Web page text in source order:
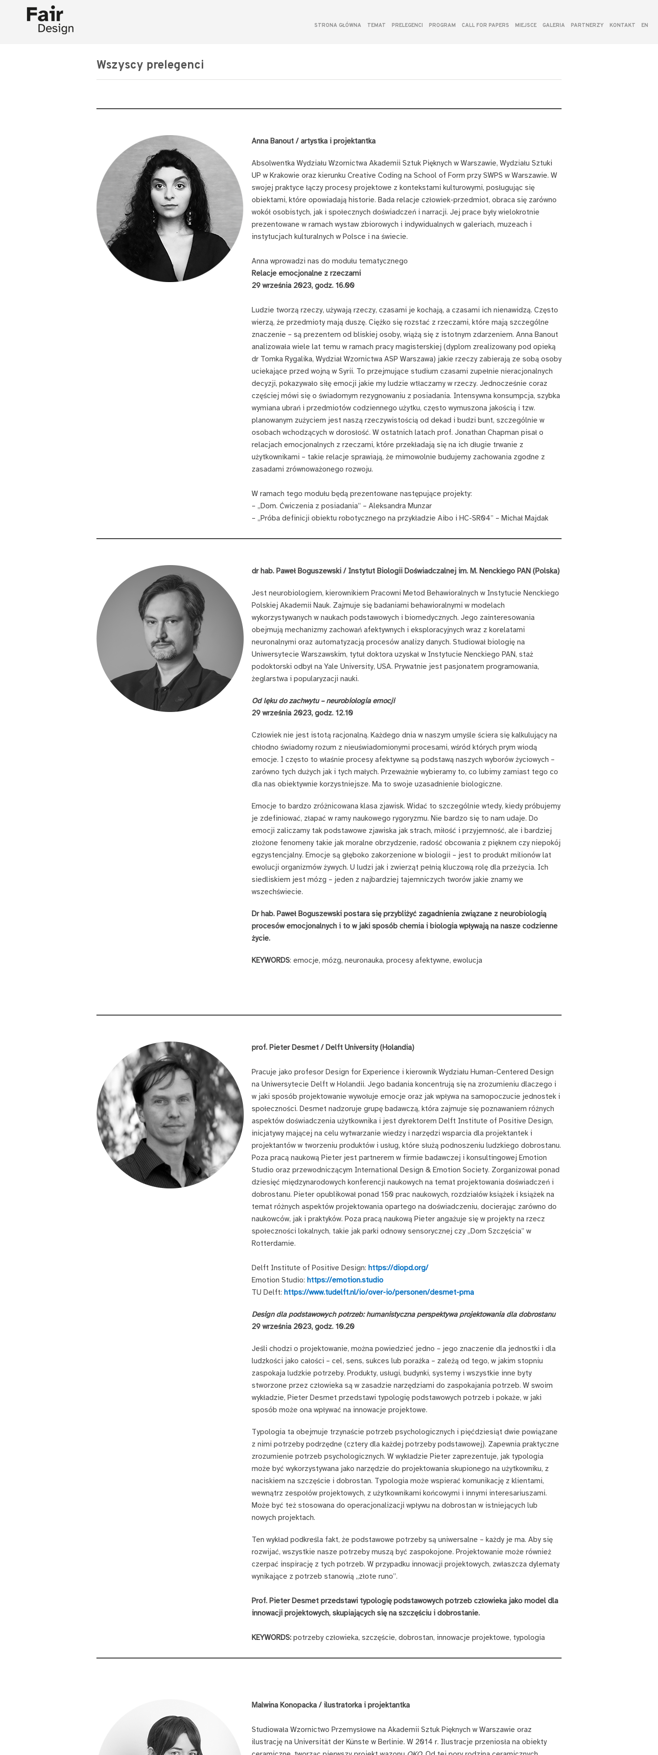
STRONA GŁÓWNA TEMAT PRELEGENCI PROGRAM CALL FOR PAPERS MIEJSCE GALERIA PARTNERZY KONTAKT EN
WIĘCEJ O IDEI FAIR DESIGN - MIĘDZYNARODOWYCH KONFERENCJACH TEORII I KRYTYKI
Wszyscy prelegenci
Anna Banout/ artystka i projektantka
Absolwentka Wydziału Wzornictwa Akademii Sztuk Pięknych w Warszawie, Wydziału Sztuki
UP w Krakowie oraz kierunku Creative Coding na School of Form przy SWPS w Warszawie. W
swojej praktyce łączy procesy projektowe z kontekstami kulturowymi, posługując się
obiektami, które opowiadają historie. Bada relacje człowiek-przedmiot, obraca się zarówno
wokół osobistych, jak i społecznych doświadczeń i narracji. Jej prace były wielokrotnie
prezentowane w ramach wystaw zbiorowych i indywidualnych w galeriach, muzeach i
instytucjach kulturalnych w Polsce i na świecie.
Anna wprowadzi nas do modułu tematycznego
Relacje emocjonalne z rzeczami
29 września 2023, godz. 16.00
Ludzie tworzą rzeczy, używają rzeczy, czasami je kochają, a czasami ich nienawidzą. Często
wierzą, że przedmioty mają duszę. Ciężko się rozstać z rzeczami, które mają szczególne
znaczenie – są prezentem od bliskiej osoby, wiążą się z istotnym zdarzeniem. Anna Banout
analizowała wiele lat temu w ramach pracy magisterskiej (dyplom zrealizowany pod opieką
dr Tomka Rygalika, Wydział Wzornictwa ASP Warszawa) jakie rzeczy zabierają ze sobą osoby
uciekające przed wojną w Syrii. To przejmujące studium czasami zupełnie nieracjonalnych
decyzji, pokazywało siłę emocji jakie my ludzie wtłaczamy w rzeczy. Jednocześnie coraz
częściej mówi się o świadomym rezygnowaniu z posiadania. Intensywna konsumpcja, szybka
wymiana ubrań i przedmiotów codziennego użytku, często wymuszona jakością i tzw.
planowanym zużyciem jest naszą rzeczywistością od dekad i budzi bunt, szczególnie w
osobach wchodzących w dorosłość. W ostatnich latach prof. Jonathan Chapman pisał o
relacjach emocjonalnych z rzeczami, które przekładają się na ich długie trwanie z
użytkownikami – takie relacje sprawiają, że mimowolnie budujemy zachowania zgodne z
zasadami zrównoważonego rozwoju.
W ramach tego modułu będą prezentowane następujące projekty:
– „Dom. Ćwiczenia z posiadania” – Aleksandra Munzar
– „Próba definicji obiektu robotycznego na przykładzie Aibo i HC-SR04” – Michał Majdak
dr hab. Paweł Boguszewski / Instytut Biologii Doświadczalnej im. M. Nenckiego PAN (Polska)
Jest neurobiologiem, kierownikiem Pracowni Metod Behawioralnych w Instytucie Nenckiego
Polskiej Akademii Nauk. Zajmuje się badaniami behawioralnymi w modelach
wykorzystywanych w naukach podstawowych i biomedycznych. Jego zainteresowania
obejmują mechanizmy zachowań afektywnych i eksploracyjnych wraz z korelatami
neuronalnymi oraz automatyzacją procesów analizy danych. Studiował biologię na
Uniwersytecie Warszawskim, tytuł doktora uzyskał w Instytucie Nenckiego PAN, staż
podoktorski odbył na Yale University, USA. Prywatnie jest pasjonatem programowania,
żeglarstwa i popularyzacji nauki.
Od lęku do zachwytu – neurobiologia emocji
29 września 2023, godz. 12.10
Człowiek nie jest istotą racjonalną. Każdego dnia w naszym umyśle ściera się kalkulujący na
chłodno świadomy rozum z nieuświadomionymi procesami, wśród których prym wiodą
emocje. I często to właśnie procesy afektywne są podstawą naszych wyborów życiowych –
zarówno tych dużych jak i tych małych. Przeważnie wybieramy to, co lubimy zamiast tego co
dla nas obiektywnie korzystniejsze. Ma to swoje uzasadnienie biologiczne.
Emocje to bardzo zróżnicowana klasa zjawisk. Widać to szczególnie wtedy, kiedy próbujemy
je zdefiniować, złapać w ramy naukowego rygoryzmu. Nie bardzo się to nam udaje. Do
emocji zaliczamy tak podstawowe zjawiska jak strach, miłość i przyjemność, ale i bardziej
złożone fenomeny takie jak moralne obrzydzenie, radość obcowania z pięknem czy niepokój
egzystencjalny. Emocje są głęboko zakorzenione w biologii – jest to produkt milionów lat
ewolucji organizmów żywych. U ludzi jak i zwierząt pełnią kluczową rolę dla przeżycia. Ich
siedliskiem jest mózg – jeden z najbardziej tajemniczych tworów jakie znamy we
wszechświecie.
Dr hab. Paweł Boguszewski postara się przybliżyć zagadnienia związane z neurobiologią
procesów emocjonalnych i to w jaki sposób chemia i biologia wpływają na nasze codzienne
życie.
KEYWORDS: emocje, mózg, neuronauka, procesy afektywne, ewolucja
prof. Pieter Desmet / Delft University (Holandia)
Pracuje jako profesor Design for Experience i kierownik Wydziału Human-Centered Design
na Uniwersytecie Delft w Holandii. Jego badania koncentrują się na zrozumieniu dlaczego i
w jaki sposób projektowanie wywołuje emocje oraz jak wpływa na samopoczucie jednostek i
społeczności. Desmet nadzoruje grupę badawczą, która zajmuje się poznawaniem różnych
aspektów doświadczenia użytkownika i jest dyrektorem Delft Institute of Positive Design,
inicjatywy mającej na celu wytwarzanie wiedzy i narzędzi wsparcia dla projektantek i
projektantów w tworzeniu produktów i usług, które służą podnoszeniu ludzkiego dobrostanu.
Poza pracą naukową Pieter jest partnerem w firmie badawczej i konsultingowej Emotion
Studio oraz przewodniczącym International Design & Emotion Society. Zorganizował ponad
dziesięć międzynarodowych konferencji naukowych na temat projektowania doświadczeń i
dobrostanu. Pieter opublikował ponad 150 prac naukowych, rozdziałów książek i książek na
temat różnych aspektów projektowania opartego na doświadczeniu, docierając zarówno do
naukowców, jak i praktyków. Poza pracą naukową Pieter angażuje się w projekty na rzecz
społeczności lokalnych, takie jak parki odnowy sensorycznej czy „Dom Szczęścia” w
Rotterdamie.
Delft Institute of Positive Design: https://diopd.org/
Emotion Studio: https://emotion.studio
TU Delft: https://www.tudelft.nl/io/over-io/personen/desmet-pma
Design dla podstawowych potrzeb: humanistyczna perspektywa projektowania dla dobrostanu
29 września 2023, godz. 10.20
Jeśli chodzi o projektowanie, można powiedzieć jedno – jego znaczenie dla jednostki i dla
ludzkości jako całości – cel, sens, sukces lub porażka – zależą od tego, w jakim stopniu
zaspokaja ludzkie potrzeby. Produkty, usługi, budynki, systemy i wszystkie inne byty
stworzone przez człowieka są w zasadzie narzędziami do zaspokajania potrzeb. W swoim
wykładzie, Pieter Desmet przedstawi typologię podstawowych potrzeb i pokaże, w jaki
sposób może ona wpływać na innowacje projektowe.
Typologia ta obejmuje trzynaście potrzeb psychologicznych i pięćdziesiąt dwie powiązane
z nimi potrzeby podrzędne (cztery dla każdej potrzeby podstawowej). Zapewnia praktyczne
zrozumienie potrzeb psychologicznych. W wykładzie Pieter zaprezentuje, jak typologia
może być wykorzystywana jako narzędzie do projektowania skupionego na użytkowniku, z
naciskiem na szczęście i dobrostan. Typologia może wspierać komunikację z klientami,
wewnątrz zespołów projektowych, z użytkownikami końcowymi i innymi interesariuszami.
Może być też stosowana do operacjonalizacji wpływu na dobrostan w istniejących lub
nowych projektach.
Ten wykład podkreśla fakt, że podstawowe potrzeby są uniwersalne – każdy je ma. Aby się
rozwijać, wszystkie nasze potrzeby muszą być zaspokojone. Projektowanie może również
czerpać inspirację z tych potrzeb. W przypadku innowacji projektowych, zwłaszcza dylematy
wynikające z potrzeb stanowią „złote runo”.
Prof. Pieter Desmet przedstawi typologię podstawowych potrzeb człowieka jako model dla
innowacji projektowych, skupiających się na szczęściu i dobrostanie.
KEYWORDS: potrzeby człowieka, szczęście, dobrostan, innowacje projektowe, typologia
Malwina Konopacka / ilustratorka i projektantka
Studiowała Wzornictwo Przemysłowe na Akademii Sztuk Pięknych w Warszawie oraz
ilustrację na Universität der Künste w Berlinie. W 2014 r. Ilustracje przeniosła na obiekty